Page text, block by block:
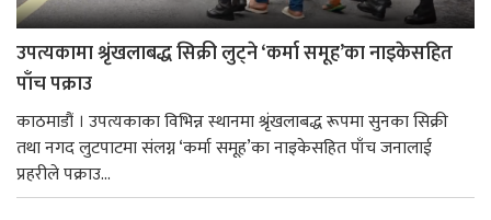
उपत्यकामा श्रृंखलाबद्ध सिक्री लुट्ने ‘कर्मा समूह’का नाइकेसहित
पाँच पक्राउ
काठमाडौं । उपत्यकाका विभिन्न स्थानमा श्रृंखलाबद्ध रूपमा सुनका सिक्री
तथा नगद लुटपाटमा संलग्न ‘कर्मा समूह’का नाइकेसहित पाँच जनालाई
प्रहरीले पक्राउ...